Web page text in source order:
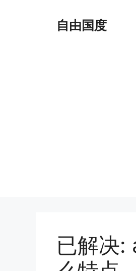
自由国度
已解决: